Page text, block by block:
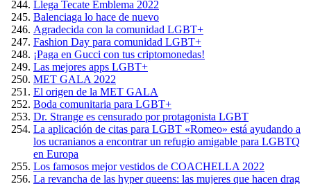
Llega Tecate Emblema 2022
Balenciaga lo hace de nuevo
Agradecida con la comunidad LGBT+
Fashion Day para comunidad LGBT+
¡Paga en Gucci con tus criptomonedas!
Las mejores apps LGBT+
MET GALA 2022
El origen de la MET GALA
Boda comunitaria para LGBT+
Dr. Strange es censurado por protagonista LGBT
La aplicación de citas para LGBT «Romeo» está ayudando a
los ucranianos a encontrar un refugio amigable para LGBTQ
en Europa
Los famosos mejor vestidos de COACHELLA 2022
La revancha de las hyper queens: las mujeres que hacen drag